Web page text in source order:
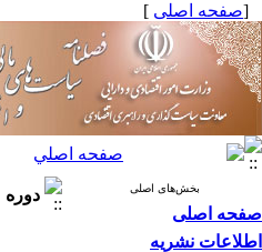
[صفحه اصلی ]
بخش‌های اصلی
صفحه اصلی
اطلاعات نشریه
دوره ۱۰، شماره ۳۹ - ( فصلنامه سیاست های مالی و اقتصادی ۱۴۰۱ )